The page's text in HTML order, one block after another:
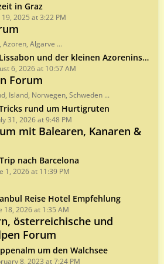
in Graz
2025 at 3:22 PM
Algarve ...
und der kleinen Azoreninsel Pico im August 2026
6, 2026 at 10:57 AM
Forum
Island, Norwegen, Schweden ...
rund um Hurtigruten
31, 2026 at 9:48 PM
mit Balearen, Kanaren &
nach Barcelona
1, 2026 at 11:39 PM
Reise Hotel Empfehlung
18, 2026 at 1:35 AM
österreichische und
Forum
um den Walchsee
8, 2023 at 7:24 PM